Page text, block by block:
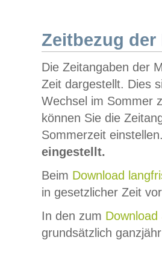
Zeitbezug der
Die Zeitangaben der
Zeit dargestellt. Dies
Wechsel im Sommer
können Sie die
Sommerzeit
eingestellt.
Beim Download
in gesetzlicher Zeit
In den zum Download
grundsätzlich